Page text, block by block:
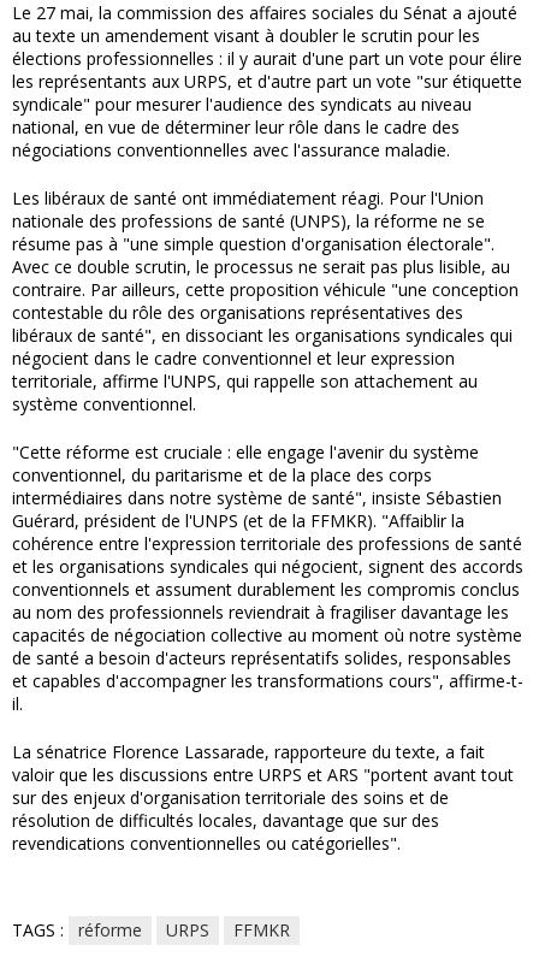
Le 27 mai, la commission des affaires sociales du Sénat a ajouté
au texte un amendement visant à doubler le scrutin pour les
élections professionnelles : il y aurait d'une part un vote pour élire
les représentants aux URPS, et d'autre part un vote "sur étiquette
syndicale" pour mesurer l'audience des syndicats au niveau
national, en vue de déterminer leur rôle dans le cadre des
négociations conventionnelles avec l'assurance maladie.
Les libéraux de santé ont immédiatement réagi. Pour l'Union
nationale des professions de santé (UNPS), la réforme ne se
résume pas à "une simple question d'organisation électorale".
Avec ce double scrutin, le processus ne serait pas plus lisible, au
contraire. Par ailleurs, cette proposition véhicule "une conception
contestable du rôle des organisations représentatives des
libéraux de santé", en dissociant les organisations syndicales qui
négocient dans le cadre conventionnel et leur expression
territoriale, affirme l'UNPS, qui rappelle son attachement au
système conventionnel.
"Cette réforme est cruciale : elle engage l'avenir du système
conventionnel, du paritarisme et de la place des corps
intermédiaires dans notre système de santé", insiste Sébastien
Guérard, président de l'UNPS (et de la FFMKR). "Affaiblir la
cohérence entre l'expression territoriale des professions de santé
et les organisations syndicales qui négocient, signent des accords
conventionnels et assument durablement les compromis conclus
au nom des professionnels reviendrait à fragiliser davantage les
capacités de négociation collective au moment où notre système
de santé a besoin d'acteurs représentatifs solides, responsables
et capables d'accompagner les transformations cours", affirme-t-
il.
La sénatrice Florence Lassarade, rapporteure du texte, a fait
valoir que les discussions entre URPS et ARS "portent avant tout
sur des enjeux d'organisation territoriale des soins et de
résolution de difficultés locales, davantage que sur des
revendications conventionnelles ou catégorielles".
TAGS : réforme URPS FFMKR